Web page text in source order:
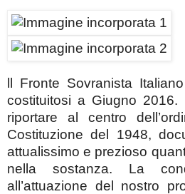
ll Fronte Sovranista
costituitosi a Giugno
riportare al centro
Costituzione del 1948,
attualissimo e prezioso
nella sostanza. La
all’attuazione del nostro